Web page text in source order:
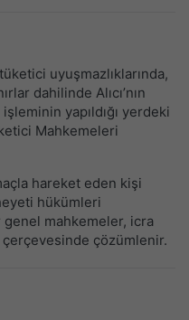
uyuşmazlıklarında,
dahilinde Alıcı’nın
yapıldığı yerdeki
Mahkemeleri
hareket eden kişi
hükümleri
genel mahkemeler, icra
çözümlenir.